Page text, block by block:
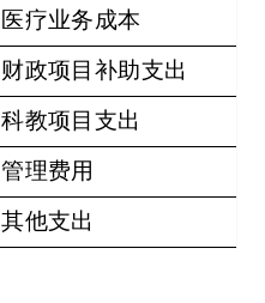
医疗业务成本
财政项目补助支出
科教项目支出
管理费用
其他支出